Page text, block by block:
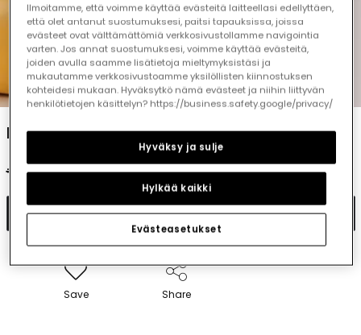
1 2 3 4 5
Baby white cotton playsuit
€25.95 €12.95
Add to cart
Save Share
Ilmoitamme, että voimme käyttää evästeitä laitteellasi edellyttäen,
että olet antanut suostumuksesi, paitsi tapauksissa, joissa
evästeet ovat välttämättömiä verkkosivustollamme navigointia
varten. Jos annat suostumuksesi, voimme käyttää evästeitä,
joiden avulla saamme lisätietoja mieltymyksistäsi ja
mukautamme verkkosivustoamme yksilöllisten kiinnostuksen
kohteidesi mukaan. Hyväksytkö nämä evästeet ja niihin liittyvän
henkilötietojen käsittelyn? https://business.safety.google/privacy/
Evästeasetukset
Hylkää kaikki
Hyväksy ja sulje